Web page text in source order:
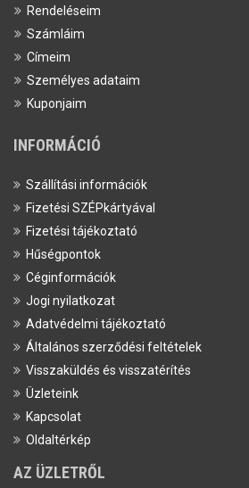
Rendeléseim
Számláim
Címeim
Személyes adataim
Kuponjaim
INFORMÁCIÓ
Szállítási információk
Fizetési SZÉPkártyával
Fizetési tájékoztató
Hűségpontok
Céginformációk
Jogi nyilatkozat
Adatvédelmi tájékoztató
Általános szerződési feltételek
Visszaküldés és visszatérítés
Üzleteink
Kapcsolat
Oldaltérkép
AZ ÜZLETRŐL